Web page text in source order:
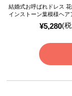
¥5,280(
結婚式お呼ばれドレス
インストーン葉模様ヘア